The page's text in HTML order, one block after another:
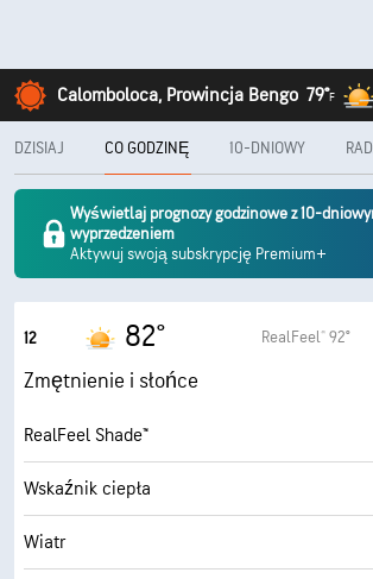
Calomboloca, Prowincja Bengo 79°F
DZISIAJ CO GODZINĘ 10-DNIOWY
Wyświetlaj prognozy godzinowe z 10-
wyprzedzeniem
Aktywuj swoją subskrypcję Premium+
12 82° RealFeel® 92°
Zmętnienie i słońce
RealFeel Shade™
Wskaźnik ciepła
Wiatr